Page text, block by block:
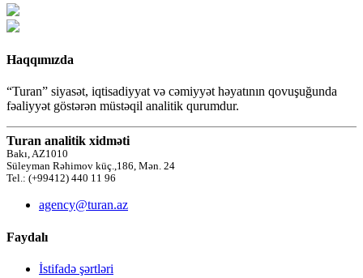
Haqqımızda
“Turan” siyasət, iqtisadiyyat və cəmiyyət həyatının qovuşuğunda
fəaliyyət göstərən müstəqil analitik qurumdur.
Turan analitik xidməti
Bakı, AZ1010
Süleyman Rəhimov küç.,186, Mən. 24
Tel.: (+99412) 440 11 96
agency@turan.az
Faydalı
İstifadə şərtləri